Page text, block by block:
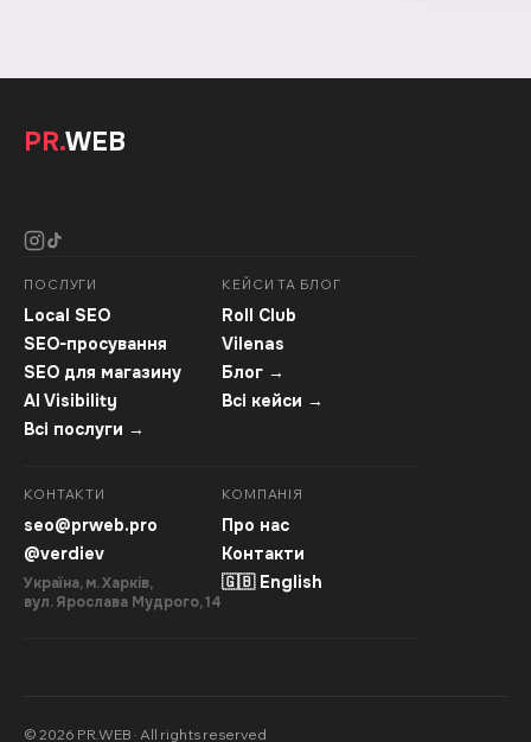
PR.WEB
ПОСЛУГИ
Local SEO
SEO-просування
SEO для магазину
AI Visibility
Всі послуги →
КЕЙСИ ТА БЛОГ
Roll Club
Vilenas
Блог →
Всі кейси →
КОНТАКТИ
seo@prweb.pro
@verdiev
Україна, м. Харків,
вул. Ярослава Мудрого, 14
КОМПАНІЯ
Про нас
Контакти
🇬🇧 English
© 2026 PR.WEB · All rights reserved